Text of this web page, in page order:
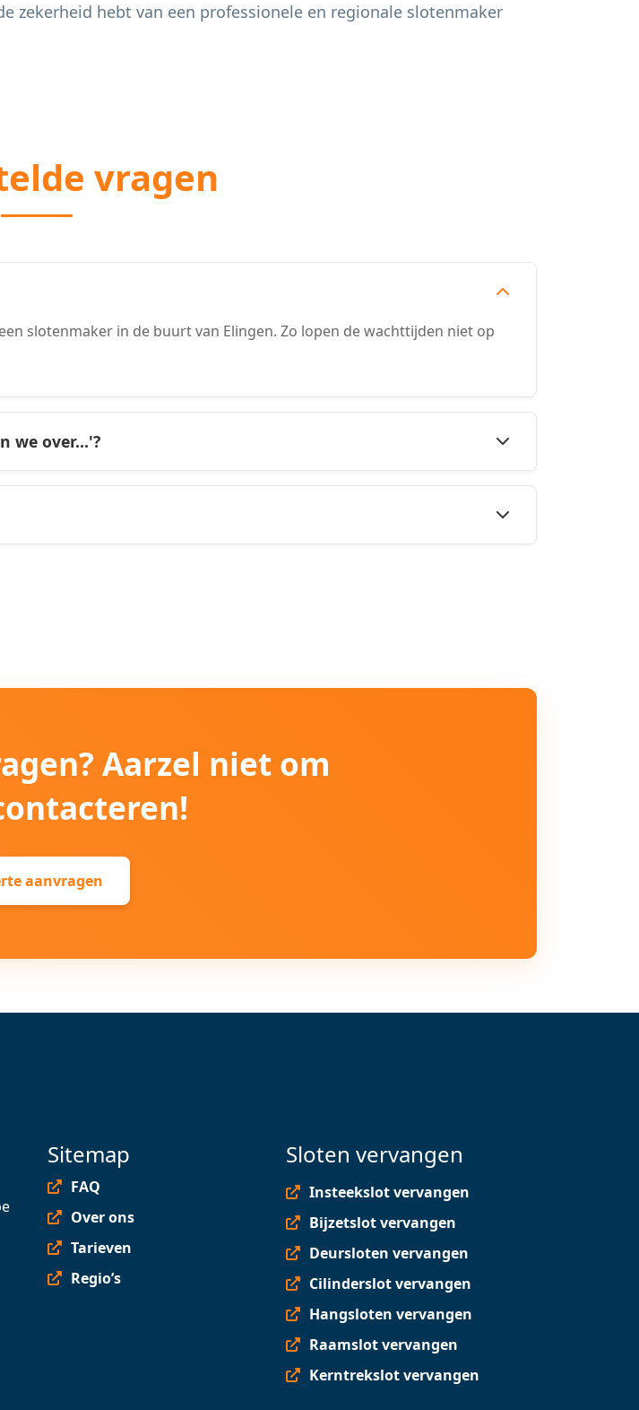
zekerheid hebt van een professionele en regionale slotenmaker
vragen
slotenmaker in de buurt van Elingen. Zo lopen de wachttijden niet op
we over...'?
Aarzel niet om
aanvragen
Sitemap
FAQ
Over ons
Tarieven
Regio’s
Sloten vervangen
Insteekslot vervangen
Bijzetslot vervangen
Deursloten vervangen
Cilinderslot vervangen
Hangsloten vervangen
Raamslot vervangen
Kerntrekslot vervangen